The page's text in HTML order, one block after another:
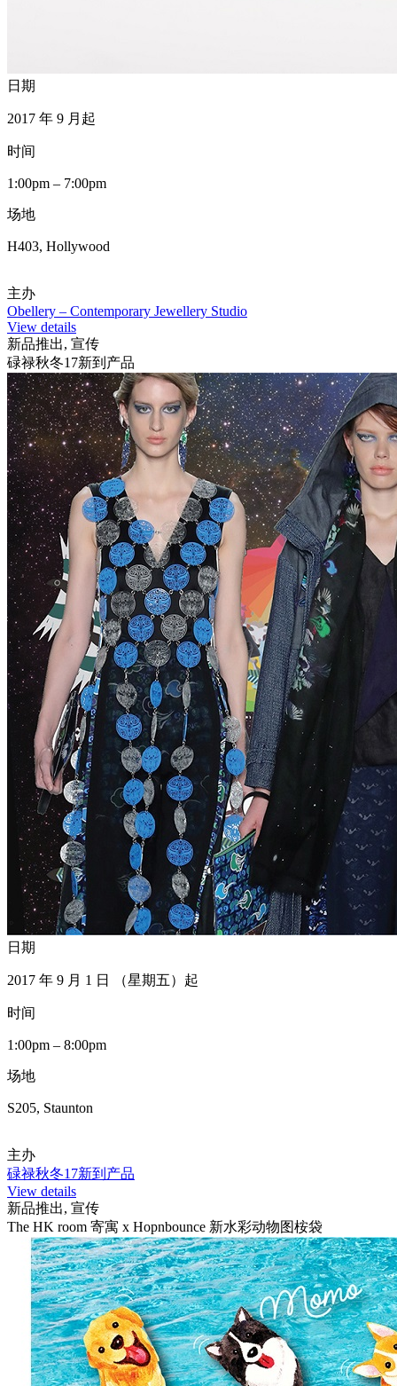
日期
2017 年 9 月起
时间
1:00pm – 7:00pm
场地
H403, Hollywood
主办
Obellery – Contemporary Jewellery Studio
View details
新品推出, 宣传
碌禄秋冬17新到产品
日期
2017 年 9 月 1 日 （星期五）起
时间
1:00pm – 8:00pm
场地
S205, Staunton
主办
碌禄秋冬17新到产品
View details
新品推出, 宣传
The HK room 寄寓 x Hopnbounce 新水彩动物图桉袋